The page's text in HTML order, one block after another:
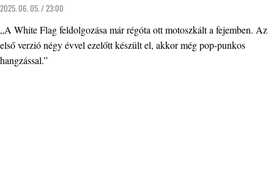
2025. 06. 05. / 23:00
„A White Flag feldolgozása már régóta ott motoszkált a fejemben. Az
első verzió négy évvel ezelőtt készült el, akkor még pop-punkos
hangzással.”